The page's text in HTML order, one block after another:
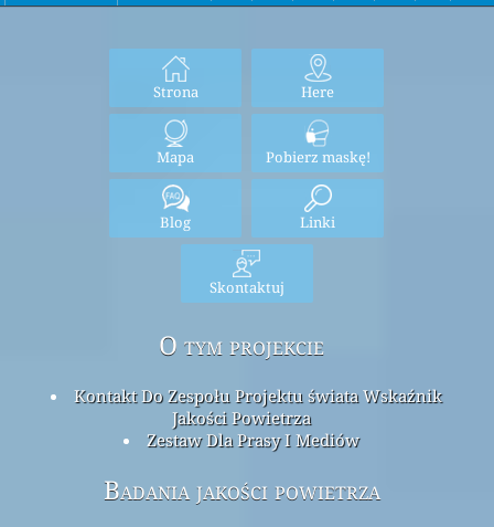
Strona Here
Mapa Pobierz maskę!
Blog Linki
Skontaktuj
O tym projekcie
Kontakt Do Zespołu Projektu świata Wskaźnik
Jakości Powietrza
Zestaw Dla Prasy I Mediów
Badania jakości powietrza